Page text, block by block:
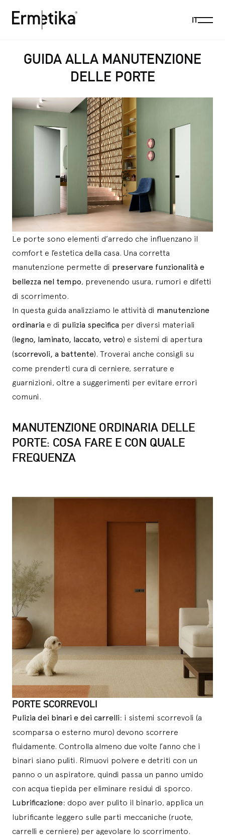
ITMenu
GUIDA ALLA MANUTENZIONE
DELLE PORTE
Le porte sono elementi d’arredo che influenzano il
comfort e l’estetica della casa. Una corretta
manutenzione permette di preservare funzionalità e
bellezza nel tempo, prevenendo usura, rumori e difetti
di scorrimento.
In questa guida analizziamo le attività di manutenzione
ordinaria e di pulizia specifica per diversi materiali
(legno, laminato, laccato, vetro) e sistemi di apertura
(scorrevoli, a battente). Troverai anche consigli su
come prenderti cura di cerniere, serrature e
guarnizioni, oltre a suggerimenti per evitare errori
comuni.
MANUTENZIONE ORDINARIA DELLE
PORTE: COSA FARE E CON QUALE
FREQUENZA
PORTE SCORREVOLI
Pulizia dei binari e dei carrelli: i sistemi scorrevoli (a
scomparsa o esterno muro) devono scorrere
fluidamente. Controlla almeno due volte l’anno che i
binari siano puliti. Rimuovi polvere e detriti con un
panno o un aspiratore, quindi passa un panno umido
con acqua tiepida per eliminare residui di sporco.
Lubrificazione: dopo aver pulito il binario, applica un
lubrificante leggero sulle parti meccaniche (ruote,
carrelli e cerniere) per agevolare lo scorrimento.